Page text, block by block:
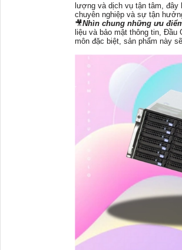
lượng và dịch vụ tận tâm, đây
chuyên nghiệp và sự tận
🎥Nhìn chung những ưu
liệu và bảo mật thông tin, Đầu
môn đặc biệt, sản phẩm này